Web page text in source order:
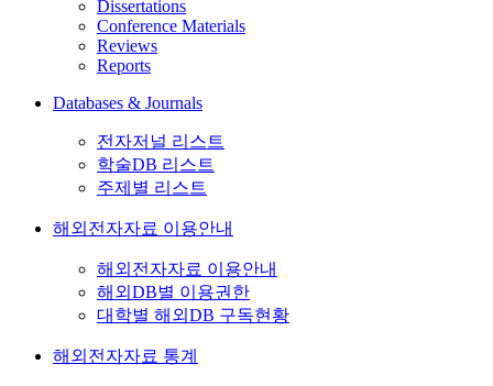
Dissertations
Conference Materials
Reviews
Reports
Databases & Journals
전자저널 리스트
학술DB 리스트
주제별 리스트
해외전자자료 이용안내
해외전자자료 이용안내
해외DB별 이용권한
대학별 해외DB 구독현황
해외전자자료 통계